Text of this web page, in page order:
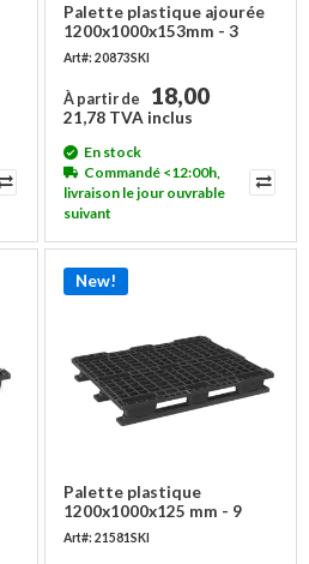
Palette plastique ajourée
1200x1000x153mm - 3
semelles, avec rebord,
1000 kg
Art#: 20873SKI
À partir de 18,00
21,78 TVA inclus
En stock
Commandé <12:00h,
livraison le jour ouvrable
suivant
New!
Palette plastique
1200x1000x125 mm - 9
pieds, plateau ouvert avec
Art#: 21581SKI